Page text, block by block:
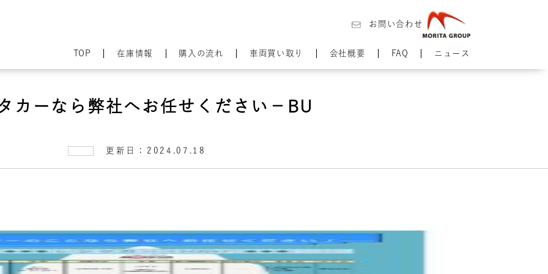
お問い合わせ
TOP 在庫情報 購入の流れ 車両買い取り 会社概要 FAQ ニュース
カーなら弊社へお任せください－BU
更新日：2024.07.18